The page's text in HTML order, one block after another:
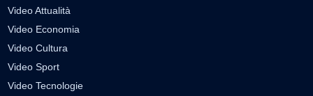
Video Attualità
Video Economia
Video Cultura
Video Sport
Video Tecnologie